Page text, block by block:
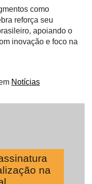
como
reforça seu
apoiando o
inovação e foco na
Notícias
na